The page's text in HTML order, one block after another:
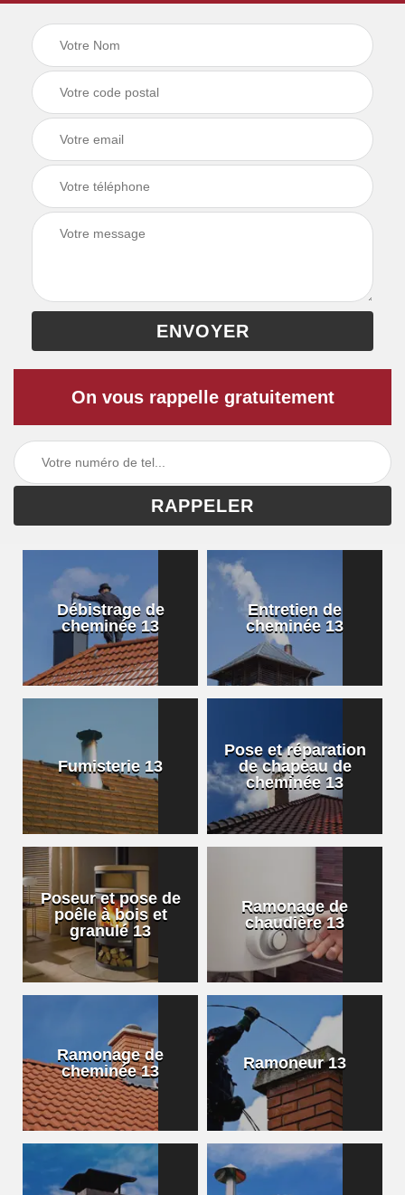
On vous rappelle gratuitement
Débistrage de
cheminée 13
Entretien de
cheminée 13
Fumisterie 13
Pose et réparation
de chapeau de
cheminée 13
Poseur et pose de
poêle à bois et
granulé 13
Ramonage de
chaudière 13
Ramonage de
cheminée 13
Ramoneur 13